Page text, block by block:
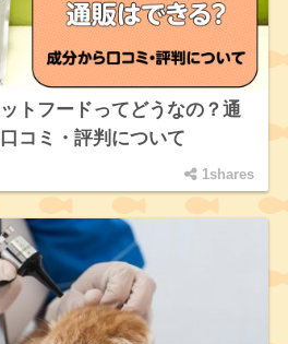
トフードってどうなの？通
コミ・評判について
1shares